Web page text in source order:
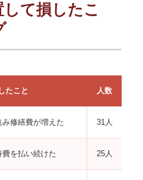
て損したこ
たこと 人数
修繕費が増えた 31人
費を払い続けた 25人